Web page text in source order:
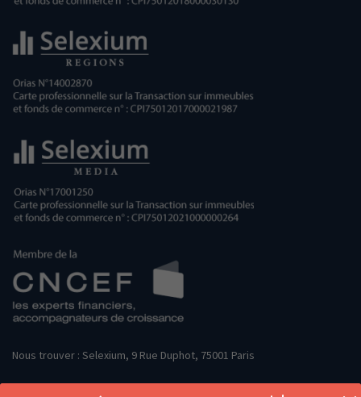
Nous trouver : Selexium, 9 Rue Duphot, 75001 Paris